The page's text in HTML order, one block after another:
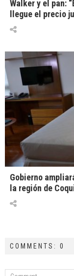
Walker y el pan:
llegue el precio
Gobierno
la región de
COMMENTS: 0